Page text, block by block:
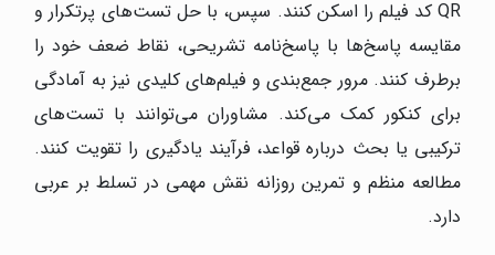
QR کد فیلم را اسکن کنند. سپس، با حل تست‌های پرتکرار و
مقایسه پاسخ‌ها با پاسخ‌نامه تشریحی، نقاط ضعف خود را
برطرف کنند. مرور جمع‌بندی و فیلم‌های کلیدی نیز به آمادگی
برای کنکور کمک می‌کند. مشاوران می‌توانند با تست‌های
ترکیبی یا بحث درباره قواعد، فرآیند یادگیری را تقویت کنند.
مطالعه منظم و تمرین روزانه نقش مهمی در تسلط بر عربی
دارد.